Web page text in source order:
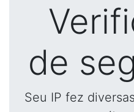
de
Seu IP fez